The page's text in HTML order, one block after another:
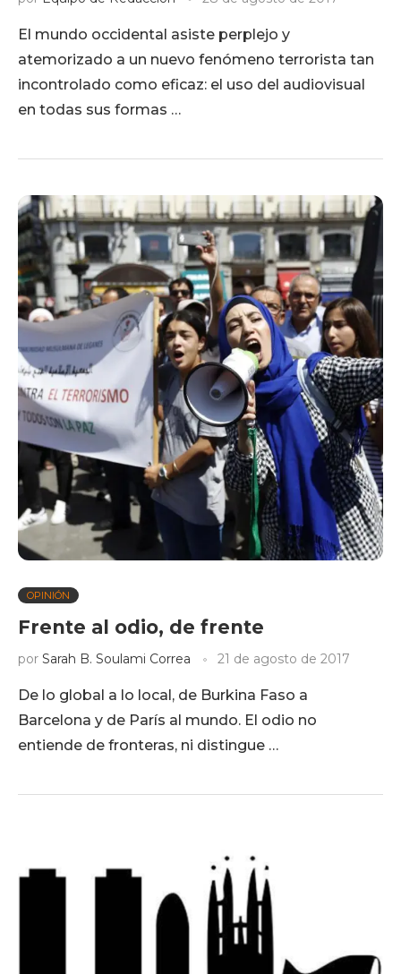
El mundo occidental asiste perplejo y
atemorizado a un nuevo fenómeno terrorista tan
incontrolado como eficaz: el uso del audiovisual
en todas sus formas …
OPINIÓN
Frente al odio, de frente
por Sarah B. Soulami Correa 21 de agosto de 2017
De lo global a lo local, de Burkina Faso a
Barcelona y de París al mundo. El odio no
entiende de fronteras, ni distingue …